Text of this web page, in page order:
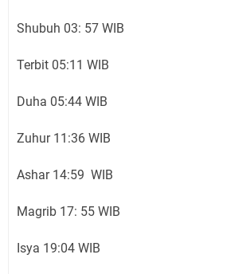
Shubuh 03: 57 WIB
Terbit 05:11 WIB
Duha 05:44 WIB
Zuhur 11:36 WIB
Ashar 14:59 WIB
Magrib 17: 55 WIB
Isya 19:04 WIB